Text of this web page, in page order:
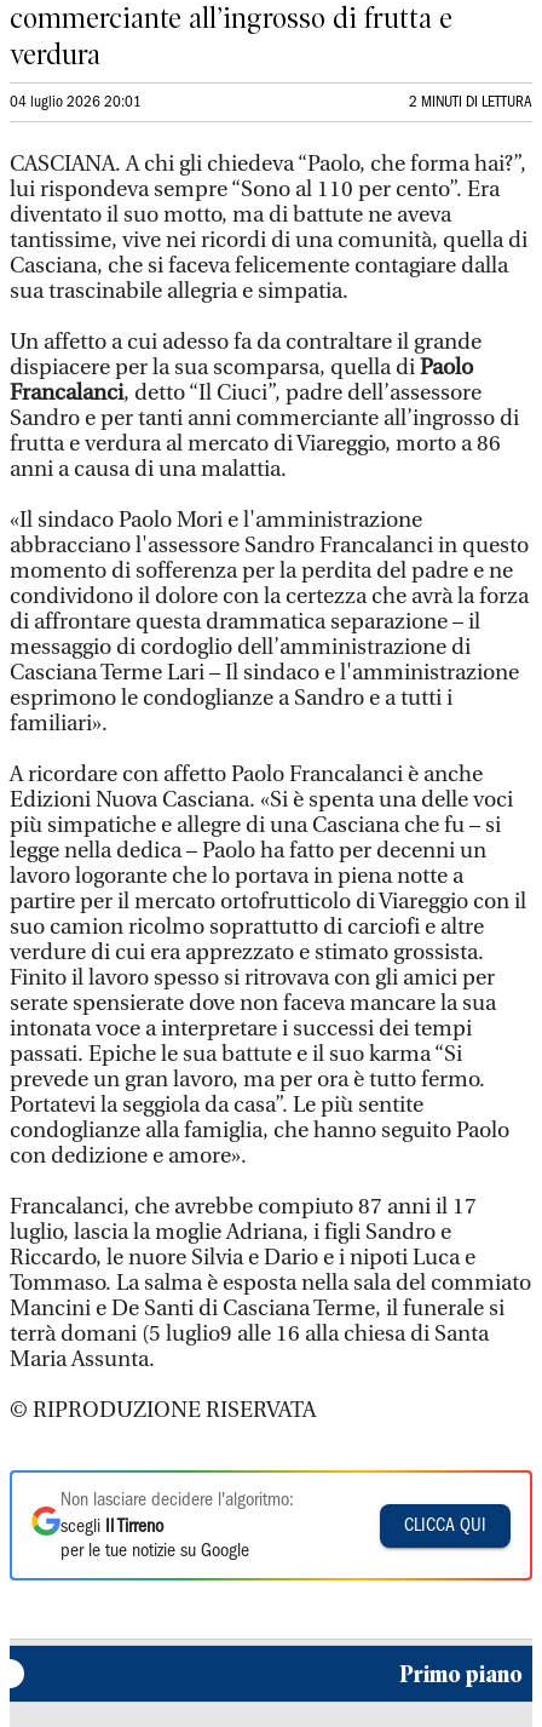
commerciante all’ingrosso di frutta e
verdura
04 luglio 2026 20:01 2 MINUTI DI LETTURA
CASCIANA. A chi gli chiedeva “Paolo, che forma hai?”,
lui rispondeva sempre “Sono al 110 per cento”. Era
diventato il suo motto, ma di battute ne aveva
tantissime, vive nei ricordi di una comunità, quella di
Casciana, che si faceva felicemente contagiare dalla
sua trascinabile allegria e simpatia.
Un affetto a cui adesso fa da contraltare il grande
dispiacere per la sua scomparsa, quella diPaolo
Francalanci, detto “Il Ciuci”, padre dell’assessore
Sandro e per tanti anni commerciante all’ingrosso di
frutta e verdura al mercato di Viareggio, morto a 86
anni a causa di una malattia.
«Il sindaco Paolo Mori e l'amministrazione
abbracciano l'assessore Sandro Francalanci in questo
momento di sofferenza per la perdita del padre e ne
condividono il dolore con la certezza che avrà la forza
di affrontare questa drammatica separazione – il
messaggio di cordoglio dell’amministrazione di
Casciana Terme Lari – Il sindaco e l'amministrazione
esprimono le condoglianze a Sandro e a tutti i
familiari».
A ricordare con affetto Paolo Francalanci è anche
Edizioni Nuova Casciana. «Si è spenta una delle voci
più simpatiche e allegre di una Casciana che fu – si
legge nella dedica – Paolo ha fatto per decenni un
lavoro logorante che lo portava in piena notte a
partire per il mercato ortofrutticolo di Viareggio con il
suo camion ricolmo soprattutto di carciofi e altre
verdure di cui era apprezzato e stimato grossista.
Finito il lavoro spesso si ritrovava con gli amici per
serate spensierate dove non faceva mancare la sua
intonata voce a interpretare i successi dei tempi
passati. Epiche le sua battute e il suo karma “Si
prevede un gran lavoro, ma per ora è tutto fermo.
Portatevi la seggiola da casa”. Le più sentite
condoglianze alla famiglia, che hanno seguito Paolo
con dedizione e amore».
Francalanci, che avrebbe compiuto 87 anni il 17
luglio, lascia la moglie Adriana, i figli Sandro e
Riccardo, le nuore Silvia e Dario e i nipoti Luca e
Tommaso. La salma è esposta nella sala del commiato
Mancini e De Santi di Casciana Terme, il funerale si
terrà domani (5 luglio9 alle 16 alla chiesa di Santa
Maria Assunta.
© RIPRODUZIONE RISERVATA
Non lasciare decidere l'algoritmo:
scegli
Il Tirreno
per le tue notizie su Google
CLICCA QUI
Primo piano